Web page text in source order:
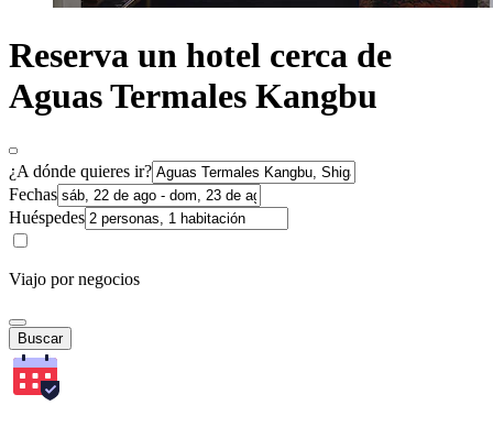
Reserva un hotel cerca de
Aguas Termales Kangbu
¿A dónde quieres ir?
Fechas
Huéspedes
Viajo por negocios
Buscar